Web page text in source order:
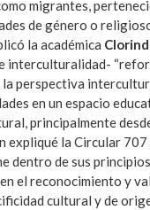
migrantes,
de género o
la académica
interculturalidad-
la perspectiva
en un espacio
principalmente
expliqué la Circular 707
dentro de sus
el reconocimiento y
cultural y de